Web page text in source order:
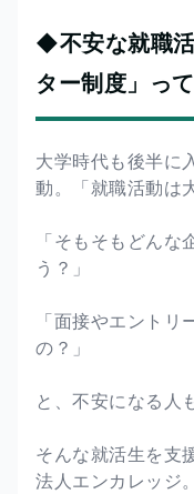
◆不安な就職
ター制度」っ
大学時代も後半に
動。「就職活動は
「そもそもどん
う？」
「面接やエント
の？」
と、不安になる人
そんな就活生を支
法人エンカレッジ。